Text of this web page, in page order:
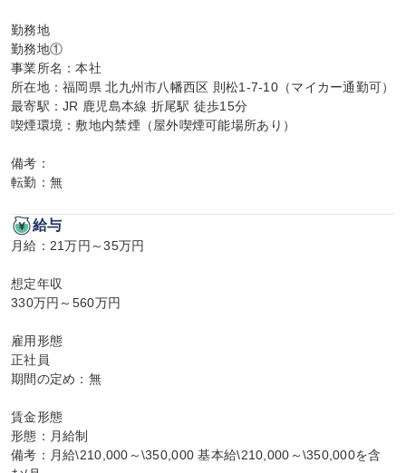
勤務地
勤務地①
事業所名：本社
所在地：福岡県 北九州市八幡西区 則松1-7-10（マイカー通勤可）
最寄駅：JR 鹿児島本線 折尾駅 徒歩15分
喫煙環境：敷地内禁煙（屋外喫煙可能場所あり）
備考：
転勤：無
給与
月給：21万円～35万円
想定年収
330万円～560万円
雇用形態
正社員
期間の定め：無
賃金形態
形態：月給制
備考：月給\210,000～\350,000 基本給\210,000～\350,000を含